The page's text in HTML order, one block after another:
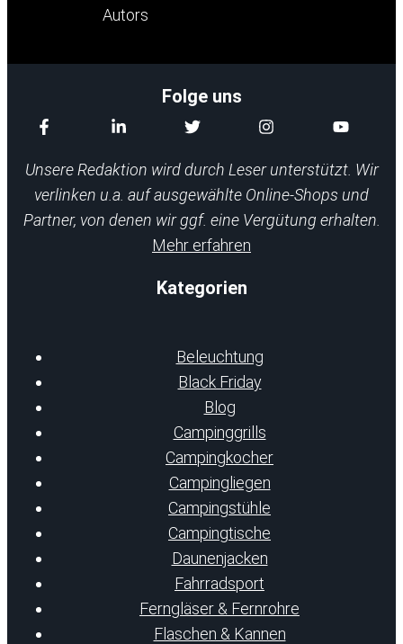
Folge uns
Unsere Redaktion wird durch Leser unterstützt. Wir
verlinken u.a. auf ausgewählte Online-Shops und
Partner, von denen wir ggf. eine Vergütung erhalten.
Mehr erfahren
Kategorien
Beleuchtung
Black Friday
Blog
Campinggrills
Campingkocher
Campingliegen
Campingstühle
Campingtische
Daunenjacken
Fahrradsport
Ferngläser & Fernrohre
Flaschen & Kannen